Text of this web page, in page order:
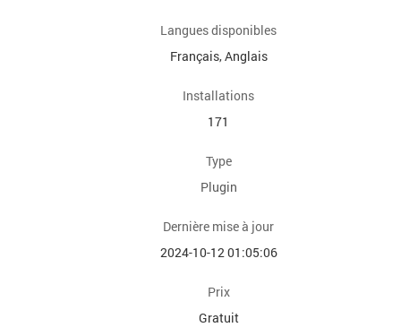
Langues disponibles
Français, Anglais
Installations
171
Type
Plugin
Dernière mise à jour
2024-10-12 01:05:06
Prix
Gratuit